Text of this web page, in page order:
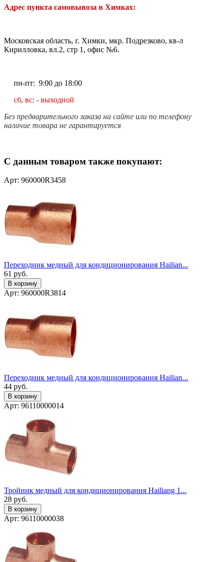
Адрес пункта самовывоза в Химках:
Московская область, г. Химки, мкр. Подрезково, кв-л
Кирилловка, вл.2, стр 1, офис №6.
пн-пт: 9:00 до 18:00
сб, вс: - выходной
Без предварительного заказа на сайте или по телефону
наличие товара не гарантируется
С данным товаром также покупают:
Арт: 960000R3458
Переходник медный для кондиционирования Hailian...
61 руб.
В корзину
Арт: 960000R3814
Переходник медный для кондиционирования Hailian...
44 руб.
В корзину
Арт: 96110000014
Тройник медный для кондиционирования Hailiang 1...
28 руб.
В корзину
Арт: 96110000038